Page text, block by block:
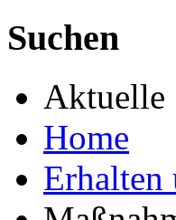
Suchen
Aktuelle
Home
Erhalten